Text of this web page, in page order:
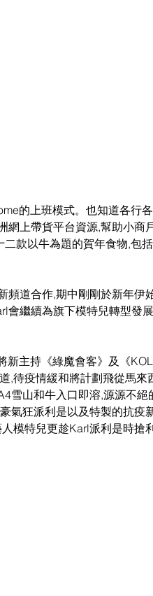
的上班模式。也知道各行
上帶貨平台資源,幫助小商
款以牛為題的賀年食物,包括
頻道合作,期中剛剛於新年伊
繼續為旗下模特兒轉型發
主持《綠魔會客》及《
,待疫情緩和將計劃飛從馬來
雪山和牛入口即溶,源源不絕
氣狂派利是以及特製的抗疫
模特兒更趁Karl派利是時搶